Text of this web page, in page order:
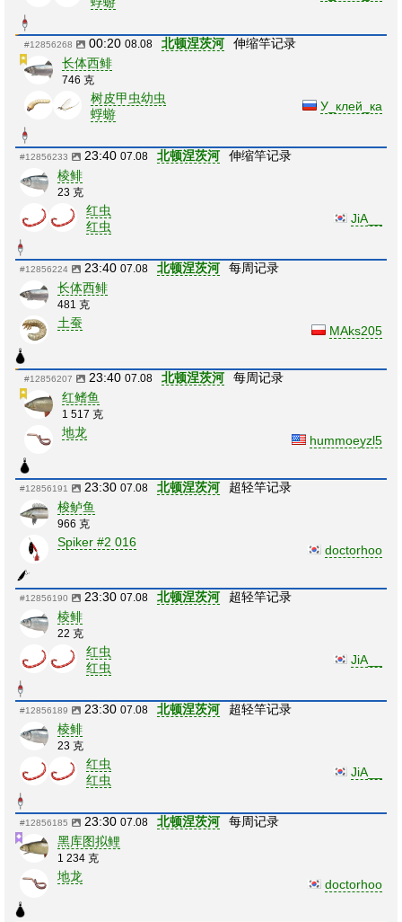
#12856268 00:20 08.08 北顿涅茨河
伸缩竿记录
长体西鲱
746 克
树皮甲虫幼虫
蜉蝣
У_клей_ка
#12856233 23:40 07.08 北顿涅茨河
伸缩竿记录
棱鲱
23 克
红虫
红虫
JiA__
#12856224 23:40 07.08 北顿涅茨河
每周记录
长体西鲱
481 克
土蚕
MAks205
#12856207 23:40 07.08 北顿涅茨河
每周记录
红鳍鱼
1 517 克
地龙
hummoeyzl5
#12856191 23:30 07.08 北顿涅茨河
超轻竿记录
梭鲈鱼
966 克
Spiker #2 016
doctorhoo
#12856190 23:30 07.08 北顿涅茨河
超轻竿记录
棱鲱
22 克
红虫
红虫
JiA__
#12856189 23:30 07.08 北顿涅茨河
超轻竿记录
棱鲱
23 克
红虫
红虫
JiA__
#12856185 23:30 07.08 北顿涅茨河
每周记录
黑库图拟鲤
1 234 克
地龙
doctorhoo